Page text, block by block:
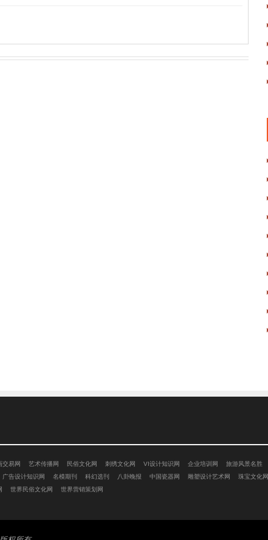
交易网 艺术传播网 民俗文化网 刺绣文化网 VI设计知识网 企业培训网 旅游风景名胜
广告设计知识网 名模期刊 科幻选刊 八卦晚报 中国瓷器网 雕塑设计艺术网 珠宝文化网
世界民俗文化网 世界营销策划网